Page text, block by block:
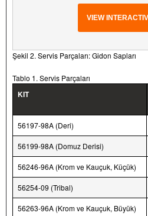
VIEW
Şekil 2. Servis Parçaları: Gidon Sapları
Tablo 1. Servis Parçaları
KIT
56197-98A (Deri)
56199-98A (Domuz Derisi)
56246-96A (Krom ve Kauçuk, Küçük)
56254-09 (Tribal)
56263-96A (Krom ve Kauçuk, Büyük)